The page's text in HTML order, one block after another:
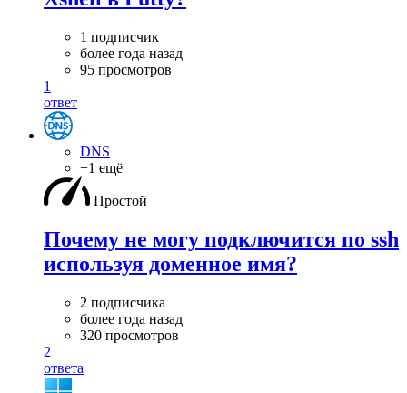
1 подписчик
более года назад
95 просмотров
1
ответ
DNS
+1 ещё
Простой
Почему не могу подключится по ssh
используя доменное имя?
2 подписчика
более года назад
320 просмотров
2
ответа